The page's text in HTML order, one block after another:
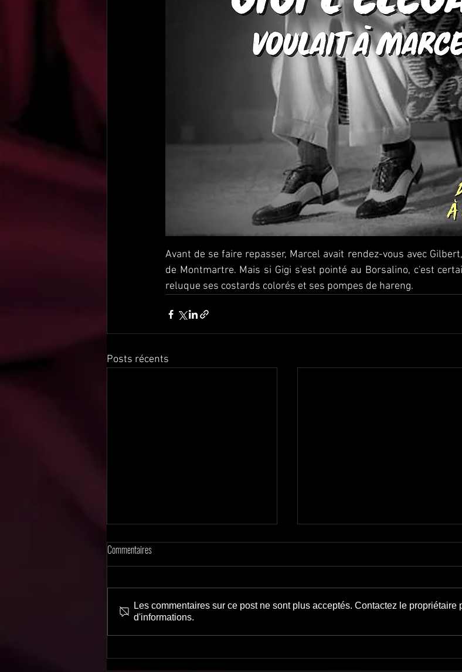
Avant de se faire repasser, Marcel avait rendez-vous avec
de Montmartre. Mais si Gigi s'est pointé au Borsalino, c'est
reluque ses costards colorés et ses pompes de hareng.
Posts récents
Suspense impitoyable
Commentaires
Les commentaires sur ce post ne sont plus acceptés. Contactez le propriétaire
d'informations.